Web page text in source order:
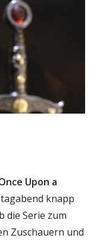
Upon a
knapp
die Serie zum
Zuschauern und